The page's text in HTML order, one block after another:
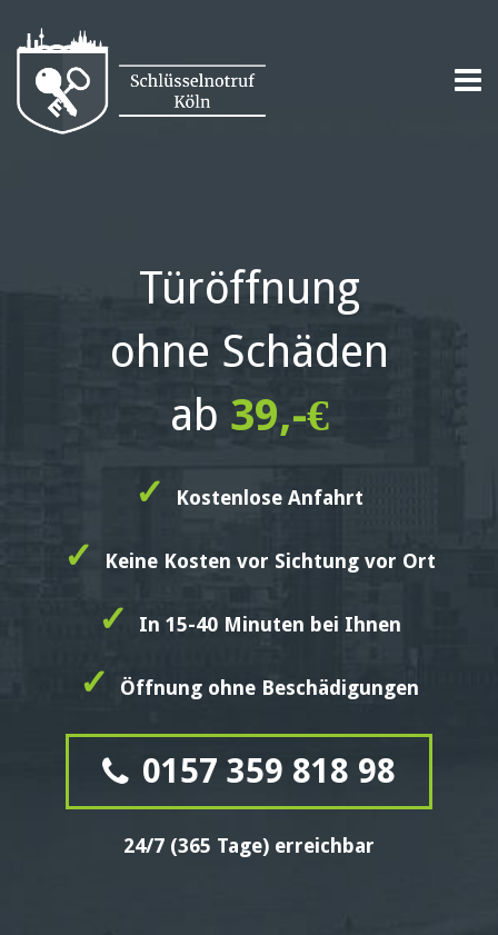
Türöffnung
ohne Schäden
ab 39,-€
✓ Kostenlose Anfahrt
✓ Keine Kosten vor Sichtung vor Ort
✓ In 15-40 Minuten bei Ihnen
✓ Öffnung ohne Beschädigungen
0157 359 818 98
24/7 (365 Tage) erreichbar